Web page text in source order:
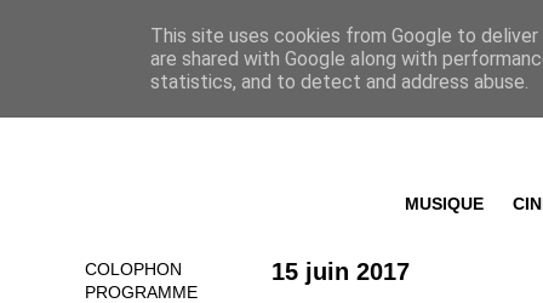
MUSIQUE
15 juin 2017
COLOPHON
PROGRAMME
This site uses cookies from Google to
are shared with Google along with
statistics, and to detect and address abuse.